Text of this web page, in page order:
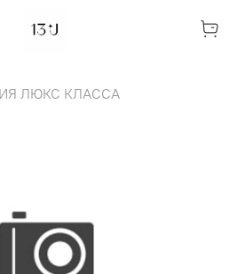
ЛЮКС КЛАССА